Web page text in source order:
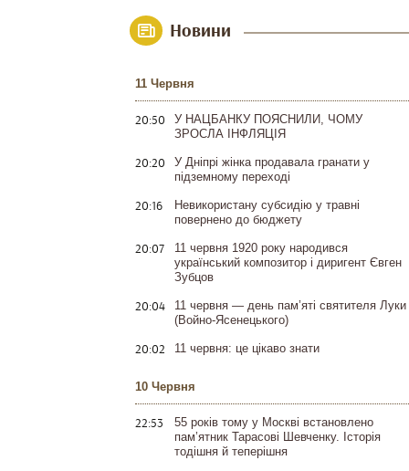
Новини
11 Червня
20:50
У НАЦБАНКУ ПОЯСНИЛИ, ЧОМУ
ЗРОСЛА ІНФЛЯЦІЯ
20:20
У Дніпрі жінка продавала гранати у
підземному переході
20:16
Невикористану субсидію у травні
повернено до бюджету
20:07
11 червня 1920 року народився
український композитор і диригент Євген
Зубцов
20:04
11 червня — день пам’яті святителя Луки
(Войно-Ясенецького)
20:02 11 червня: це цікаво знати
10 Червня
22:53
55 років тому у Москві встановлено
пам’ятник Тарасові Шевченку. Історія
тодішня й теперішня